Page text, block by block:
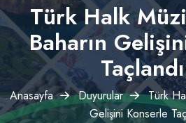
Türk Halk
Baharın
Anasayfa Duyurular
Türk
Gelişini Konserle